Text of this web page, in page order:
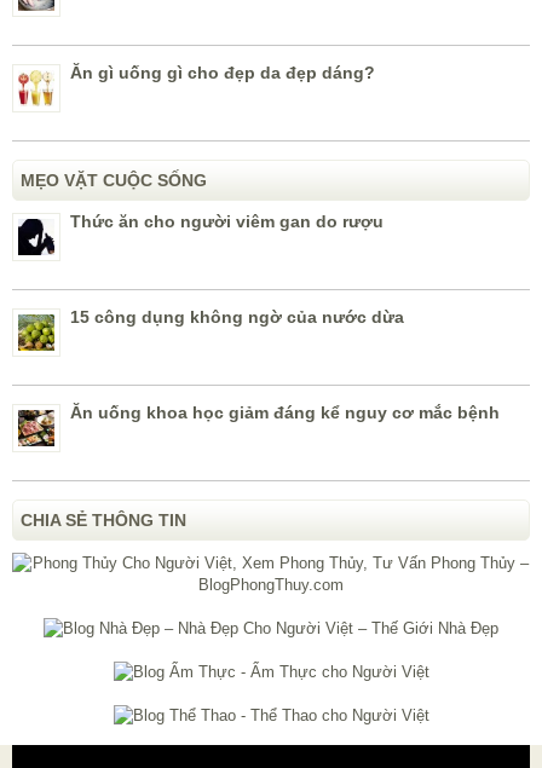
Ăn gì uống gì cho đẹp da đẹp dáng?
MẸO VẶT CUỘC SỐNG
Thức ăn cho người viêm gan do rượu
15 công dụng không ngờ của nước dừa
Ăn uống khoa học giảm đáng kể nguy cơ mắc bệnh
CHIA SẺ THÔNG TIN